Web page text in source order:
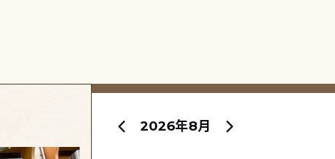
2026年8月